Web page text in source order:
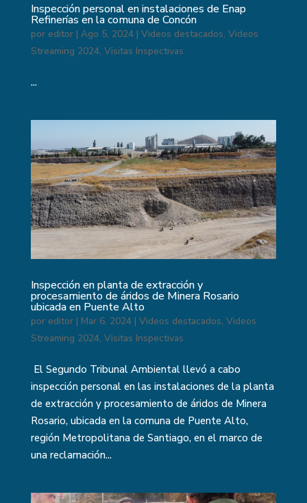
Inspección personal en instalaciones de Enap
Refinerías en la comuna de Concón
por editor| Ago 5, 2024| Videos destacados, Videos
Streaming 2024, Visitas Inspectivas
...
Inspección en planta de extracción y
procesamiento de áridos de Minera Rosario
ubicada en Puente Alto
por editor| Mar 6, 2024| Videos destacados, Videos
Streaming 2024, Visitas Inspectivas
El Segundo Tribunal Ambiental llevó a cabo
inspección personal en las instalaciones de la planta
de extracción y procesamiento de áridos de Minera
Rosario, ubicada en la comuna de Puente Alto,
región Metropolitana de Santiago, en el marco de
una reclamación...